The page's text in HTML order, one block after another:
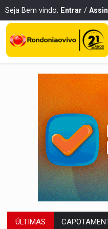
Seja Bem vindo. Entrar /
ÚLTIMAS VÍDEO:Falso